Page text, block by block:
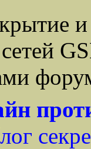
и